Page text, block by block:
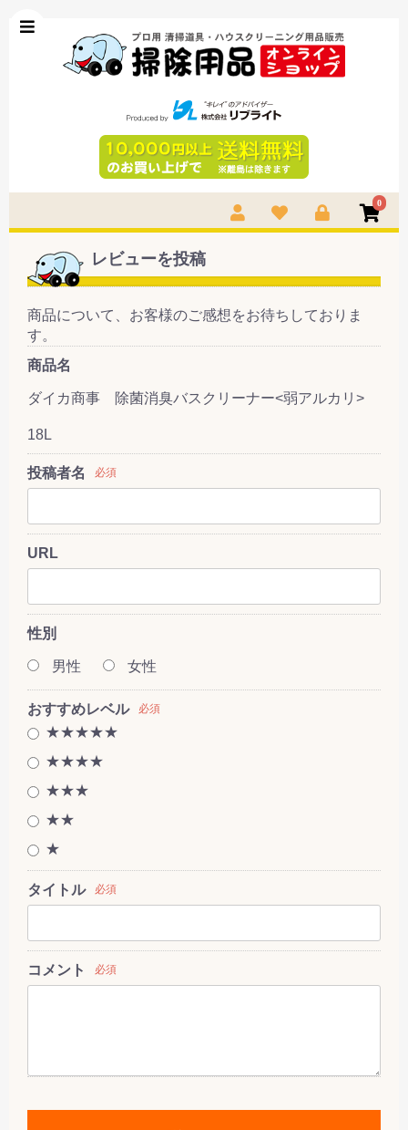
0
レビューを投稿
商品について、お客様のご感想をお待ちしておりま
す。
商品名
ダイカ商事 除菌消臭バスクリーナー<弱アルカリ>
18L
投稿者名 必須
URL
性別
男性 女性
おすすめレベル 必須
★★★★★
★★★★
★★★
★★
★
タイトル 必須
コメント 必須